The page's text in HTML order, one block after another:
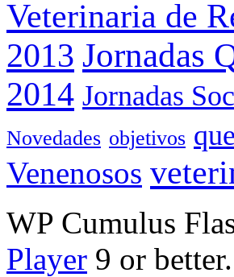
Veterinaria de
2013 Jornadas
2014 Jornadas
Novedades objetivos
Venenosos
WP Cumulus
Player 9 or better.